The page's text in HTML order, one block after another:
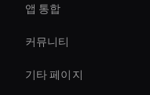
앱 통합
커뮤니티
기타 페이지